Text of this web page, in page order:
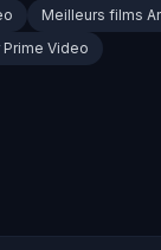
Meilleurs films
Video